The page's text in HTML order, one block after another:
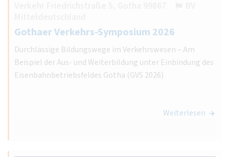
Gothaer Verkehrs-Symposium 2026
Durchlässige Bildungswege im Verkehrswesen – Am
Beispiel der Aus- und Weiterbildung unter Einbindung des
Eisenbahnbetriebsfeldes Gotha (GVS 2026)
Weiterlesen